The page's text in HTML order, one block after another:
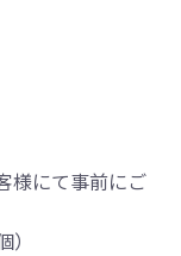
様にて事前にご
けるスポ
としてお
。
するわけ
者が発行す
身の判断